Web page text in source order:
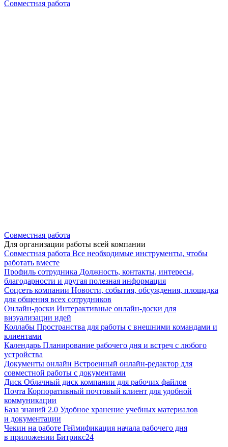
Совместная работа
Совместная работа
Для организации работы всей компании
Совместная работа Все необходимые инструменты, чтобы
работать вместе
Профиль сотрудника Должность, контакты, интересы,
благодарности и другая полезная информация
Соцсеть компании Новости, события, обсуждения, площадка
для общения всех сотрудников
Онлайн-доски Интерактивные онлайн-доски для
визуализации идей
Коллабы Пространства для работы с внешними командами и
клиентами
Календарь Планирование рабочего дня и встреч с любого
устройства
Документы онлайн Встроенный онлайн-редактор для
совместной работы с документами
Диск Облачный диск компании для рабочих файлов
Почта Корпоративный почтовый клиент для удобной
коммуникации
База знаний 2.0 Удобное хранение учебных материалов
и документации
Чекин на работе Геймификация начала рабочего дня
в приложении Битрикс24